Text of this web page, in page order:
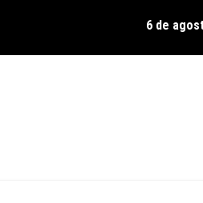
Hamilton celebra 30 anos de
6 de